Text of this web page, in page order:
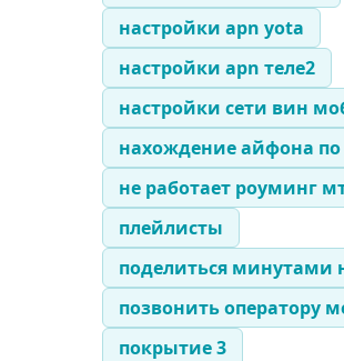
настройки apn yota
настройки apn теле2
настройки сети вин
нахождение айфона по
не работает роуминг
плейлисты
поделиться минутами
позвонить оператору
покрытие 3